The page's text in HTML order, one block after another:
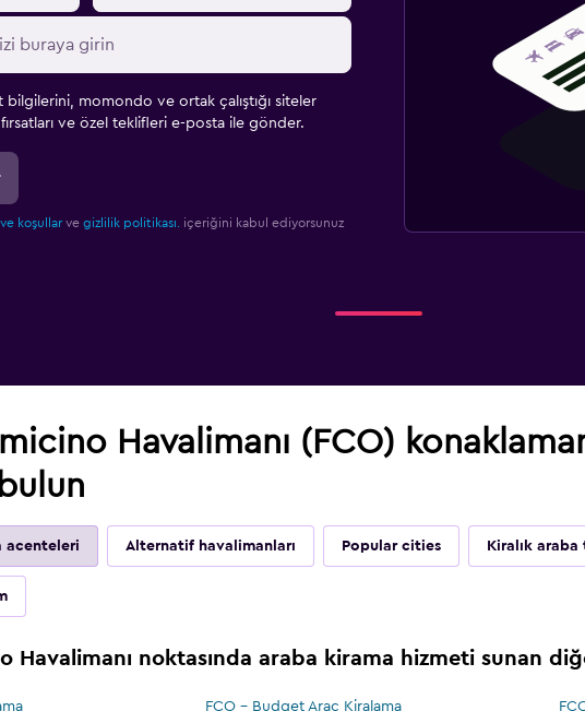
bilgilerini, momondo ve ortak çalıştığı siteler
ve özel teklifleri e-posta ile gönder.
koşullarve gizlilik politikası. içeriğini kabul ediyorsunuz
Havalimanı (FCO)
acenteleri Alternatif havalimanları Popular cities Kiralık
Havalimanı noktasında araba kirama hizmeti sunan
FCO - Budget Araç Kiralama